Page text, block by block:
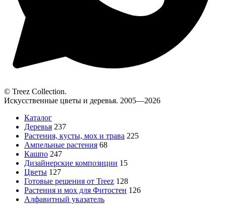
© Treez Collection.
Искусственные цветы и деревья. 2005—2026
Каталог
Деревья 237
Растения, кусты, мох и трава 225
Ампельные растения 68
Кашпо 247
Дизайнерские композиции 15
Цветы 127
Готовые решения от Treez 128
Растения и мох для Фитостен 126
Алфавитный указатель